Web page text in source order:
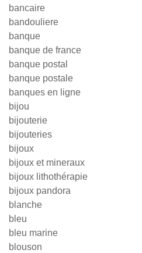
bancaire
bandouliere
banque
banque de france
banque postal
banque postale
banques en ligne
bijou
bijouterie
bijouteries
bijoux
bijoux et mineraux
bijoux lithothérapie
bijoux pandora
blanche
bleu
bleu marine
blouson